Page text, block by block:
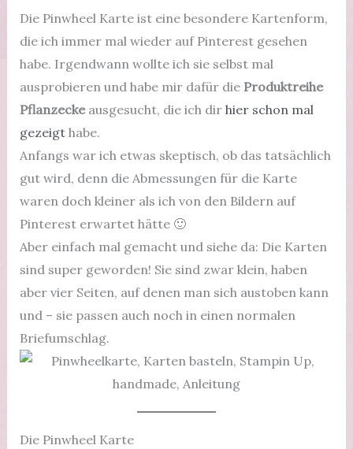
Die Pinwheel Karte ist eine besondere Kartenform,
die ich immer mal wieder auf Pinterest gesehen
habe. Irgendwann wollte ich sie selbst mal
ausprobieren und habe mir dafür die Produktreihe
Pflanzeckeausgesucht, die ich dir hier schon mal
gezeigthabe.
Anfangs war ich etwas skeptisch, ob das tatsächlich
gut wird, denn die Abmessungen für die Karte
waren doch kleiner als ich von den Bildern auf
Pinterest erwartet hätte 🙂
Aber einfach mal gemacht und siehe da: Die Karten
sind super geworden! Sie sind zwar klein, haben
aber vier Seiten, auf denen man sich austoben kann
und – sie passen auch noch in einen normalen
Briefumschlag.
Die Pinwheel Karte